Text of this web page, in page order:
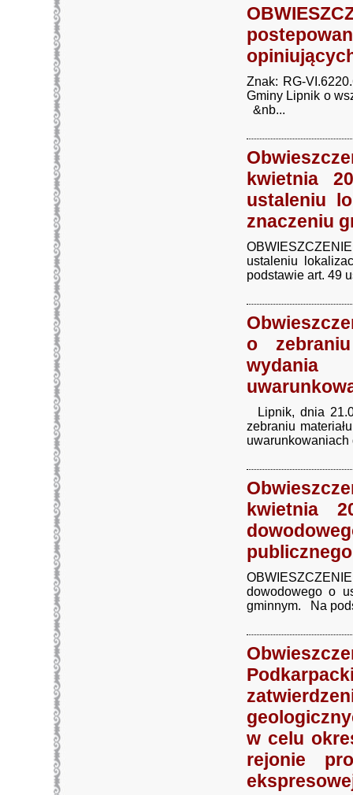
Znak: RG-
Gminy Lipnik o
&nb...
kwietnia
ustaleniu
znaczeniu
ustaleniu
podstawie art. 49
o
Lipnik, dnia
zebraniu
uwarunkowaniach
kwietnia
dowodowego o
gminnym. Na
w celu
rejonie